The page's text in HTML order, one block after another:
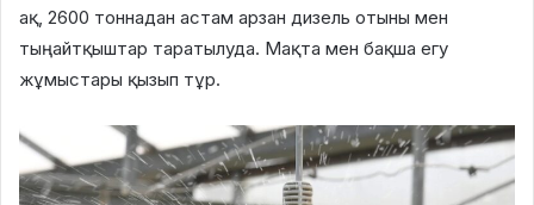
ақ, 2600 тоннадан астам арзан дизель отыны мен
тыңайтқыштар таратылуда. Мақта мен бақша егу
жұмыстары қызып тұр.